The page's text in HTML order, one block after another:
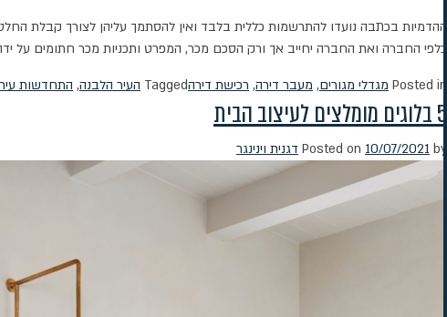
ההדמיות בכתבה נועדו להתרשמות כללית בלבד ואין להסתמך עליהן לצורך קבלת החלטה
כלפי החברה ואת החברה יחייב אך ורק הסכם מכר, המפרט ותכניות מכר חתומים על
Posted in מגדלי מגורים, מעבר דירה, רכישת דירהTagged העיר הלבנה, התחדשות
5 בלוגים מומלצים לעיצוב הבית
Posted on 10/07/2021 by דגנית וינינגר